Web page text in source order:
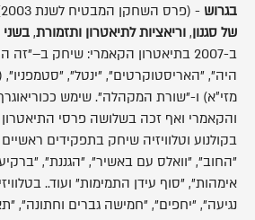
בגרוש - (פרס השחקן המבטיח לשנת 2003),
של סגנון, וריאציות לתיאטרון ותזמורת, בשני
ב-2007 בתיאטרון הקאמרי: שיחק
היה", "האריסטוקרטים", "ינטל",
מזי״א) ו-"שורת המקהלה". שימש
והקאמרי ואף זכה בשלושה פרסי התיאטרון
בקולנוע וטלוויזיה שיחק בתפקידים
"החוב", "וואלס עם באשיר", "הגננת",
אימהות", "סוף עידן התמימות" ועוד..
נגיעה", "יחפים", "חמישה גברים וחתונה",